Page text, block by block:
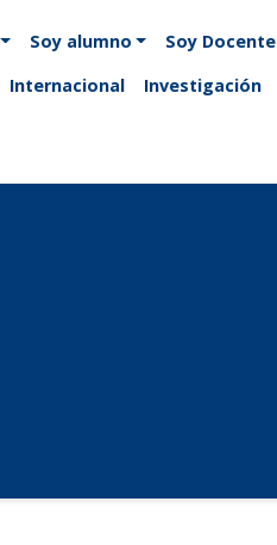
Soy alumno Soy Docente
Internacional
Investigación